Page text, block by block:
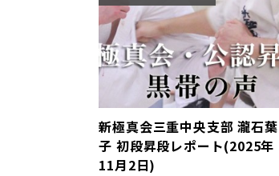
新極真会三重中央支部 瀧石葉
子 初段昇段レポート(2025年
11月2日)